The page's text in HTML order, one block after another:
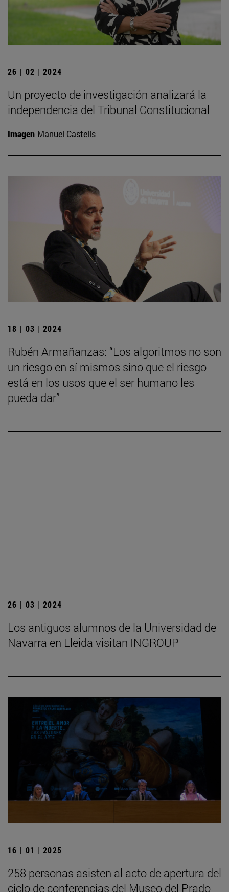
26 | 02 | 2024
Un proyecto de investigación analizará la
independencia del Tribunal Constitucional
Imagen Manuel Castells
18 | 03 | 2024
Rubén Armañanzas: “Los algoritmos no son
un riesgo en sí mismos sino que el riesgo
está en los usos que el ser humano les
pueda dar”
26 | 03 | 2024
Los antiguos alumnos de la Universidad de
Navarra en Lleida visitan INGROUP
16 | 01 | 2025
258 personas asisten al acto de apertura del
ciclo de conferencias del Museo del Prado